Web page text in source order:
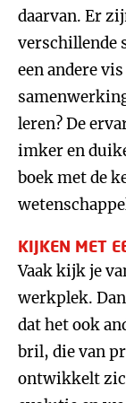
daarvan. Er
verschillende
een andere
leren? De
imker en
boek met de
KIJKEN MET
Vaak kijk je
werkplek.
dat het ook
bril, die van
ontwikkelt